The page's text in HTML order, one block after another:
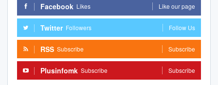
Facebook Likes Like our page
Twitter Followers Follow Us
RSS Subscribe Subscribe
Plusinfomk Subscribe Subscribe